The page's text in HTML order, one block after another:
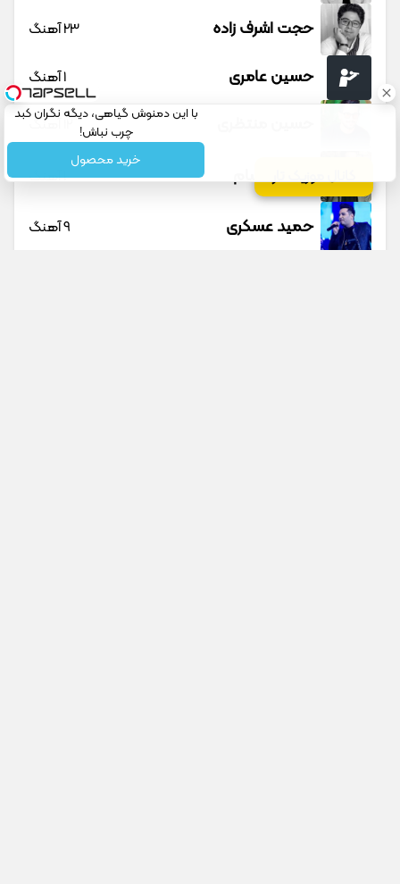
کانال موزیک تار
حجت اشرف زاده 23 آهنگ
حسین عامری 1 آهنگ
حمید حسام 1 آهنگ
حمید عسکری 9 آهنگ
با این دمنوش گیاهی، دیگه نگران کبد
چرب نباش!
خرید محصول